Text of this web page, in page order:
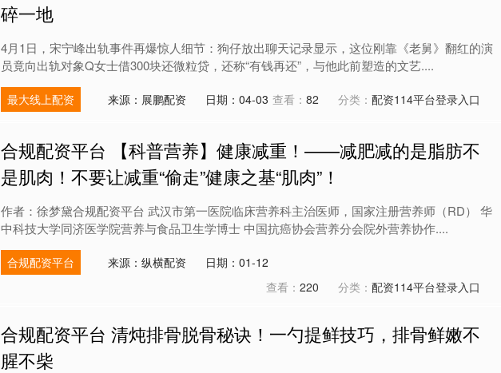
碎一地
4月1日，宋宁峰出轨事件再爆惊人细节：狗仔放出聊天记录显示，这位刚靠《老舅》翻红的演
员竟向出轨对象Q女士借300块还微粒贷，还称“有钱再还”，与他此前塑造的文艺....
最大线上配资 来源：展鹏配资 日期：04-03 查看： 82 分类： 配资114平台登录入口
合规配资平台 【科普营养】健康减重！——减肥减的是脂肪不
是肌肉！不要让减重“偷走”健康之基“肌肉”！
作者：徐梦黛合规配资平台 武汉市第一医院临床营养科主治医师，国家注册营养师（RD） 华
中科技大学同济医学院营养与食品卫生学博士 中国抗癌协会营养分会院外营养协作....
合规配资平台 来源：纵横配资
日期：01-12
查看： 220 分类： 配资114平台登录入口
合规配资平台 清炖排骨脱骨秘诀！一勺提鲜技巧，排骨鲜嫩不
腥不柴